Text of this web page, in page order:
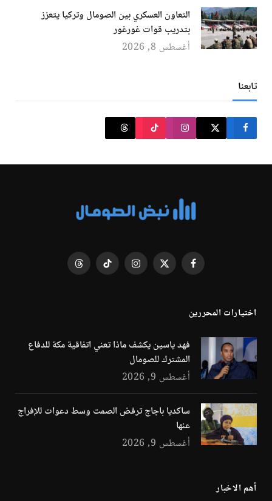
التعاون العسكري بين الصومال وتركيا يتعزز
بتدريب قوات غورغور
أغسطس 8, 2026
تابعنا
فيسبوك X
الانستغرامتيكتوك Threads
اختيارات المحررين
فهد ياسين يكشف ماذا تعني اتفاقية مكة للدفاع
المشترك للصومال
أغسطس 9, 2026
ساكديا باجاج ترفض الصمت وسط دعوات للإفراج
عنها
أغسطس 9, 2026
أهم الاخبار